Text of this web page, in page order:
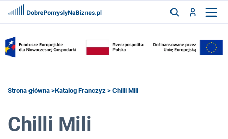
FRANCZYZY
Strona główna >Katalog Franczyz > Chilli Mili
Chilli Mili